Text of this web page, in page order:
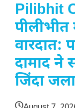
Pilibhit
वारदात:
दामाद
जिंदा